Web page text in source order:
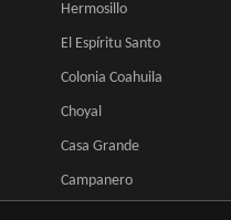
Hermosillo
El Espíritu Santo
Colonia Coahuila
Choyal
Casa Grande
Campanero